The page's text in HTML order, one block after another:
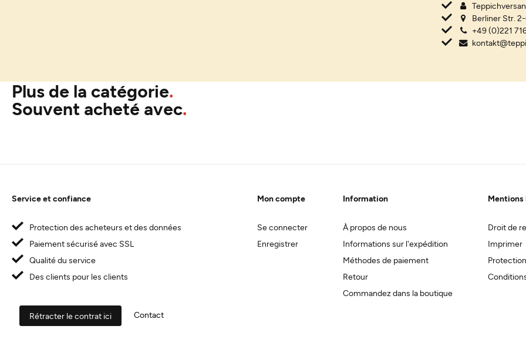
Berliner Str.
+49 (0)221
Plus de la catégorie
Souvent acheté avec
Mon compte
Se connecter
Enregistrer
Information
À propos de nous
Informations sur l'expédition
Méthodes de paiement
Retour
Commandez dans la boutique
Mentions
Droit de
Imprimer
Service et confiance
Protection des acheteurs et des données
Paiement sécurisé avec SSL
Qualité du service
Des clients pour les clients
Rétracter le contrat ici Contact